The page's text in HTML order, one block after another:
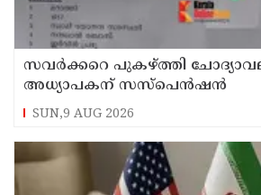
സവര്‍ക്കറെ പുകഴ്ത്തി
അധ്യാപകന് സസ്‌പെന്‍ഷന്‍
SUN,9 AUG 2026